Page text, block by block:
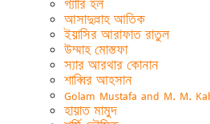
গ্যারি হল
আসাদুল্লাহ আতিক
ইয়াসির আরাফাত রাতুল
উম্মাহ মোস্তফা
স্যার আরথার কোনান
শাব্বির আহসান
Golam Mustafa and M. M.
হায়াত মামুদ